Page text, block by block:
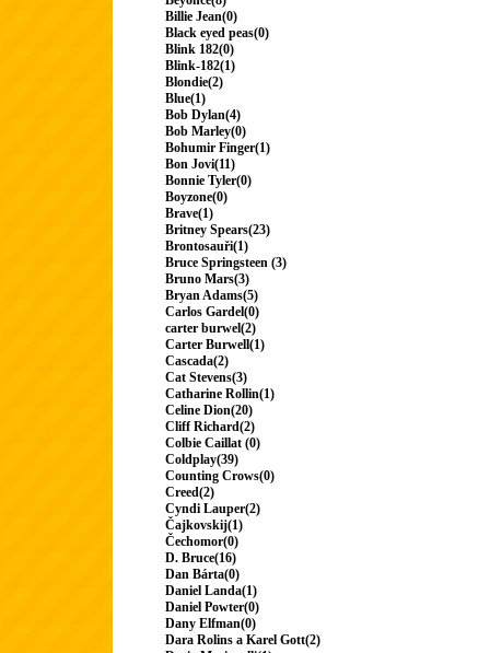
Billie Jean(0)
Black eyed peas(0)
Blink 182(0)
Blink-182(1)
Blondie(2)
Blue(1)
Bob Dylan(4)
Bob Marley(0)
Bohumir Finger(1)
Bon Jovi(11)
Bonnie Tyler(0)
Boyzone(0)
Brave(1)
Britney Spears(23)
Brontosauři(1)
Bruce Springsteen (3)
Bruno Mars(3)
Bryan Adams(5)
Carlos Gardel(0)
carter burwel(2)
Carter Burwell(1)
Cascada(2)
Cat Stevens(3)
Catharine Rollin(1)
Celine Dion(20)
Cliff Richard(2)
Colbie Caillat (0)
Coldplay(39)
Counting Crows(0)
Creed(2)
Cyndi Lauper(2)
Čajkovskij(1)
Čechomor(0)
D. Bruce(16)
Dan Bárta(0)
Daniel Landa(1)
Daniel Powter(0)
Dany Elfman(0)
Dara Rolins a Karel Gott(2)